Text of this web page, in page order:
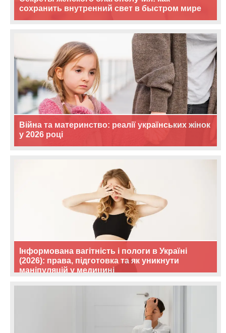
сохранить внутренний свет в быстром мире
Війна та материнство: реалії українських жінок
у 2026 році
Інформована вагітність і пологи в Україні
(2026): права, підготовка та як уникнути
маніпуляцій у медицині